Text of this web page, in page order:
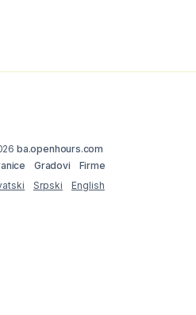
ba.openhours.com
Gradovi
Firme
Srpski English